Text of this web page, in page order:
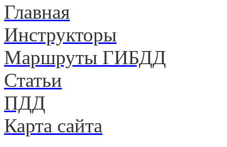
Главная
Инструкторы
Маршруты ГИБДД
Статьи
ПДД
Карта сайта